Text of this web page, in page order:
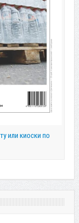
или киоски по